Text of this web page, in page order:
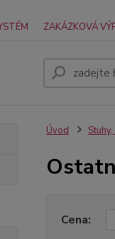
ZAKÁZKOVÁ
Úvod
Cena: